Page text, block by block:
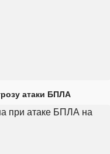
атаки БПЛА